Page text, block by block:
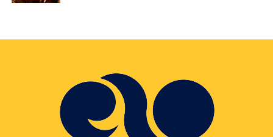
participante se encontrar com quem gosta da atividade
experiência inesquecível”, acrescenta Gabriel.
segmento do turismo recebe no período, quando a
cidade recebe os chamados “maraturistas”, atletas que
viajam o Brasil e o mundo para participar de corridas de